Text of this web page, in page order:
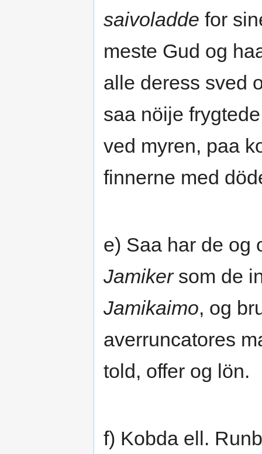
saivoladde for
meste Gud og
alle deress sved
saa nöije
ved myren, paa
finnerne med
e) Saa har de og
Jamikersom de
Jamikaimo, og
averruncatores
told, offer og lön.
f) Kobda ell.